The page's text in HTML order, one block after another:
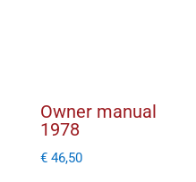
Owner manual
1978
€46,50